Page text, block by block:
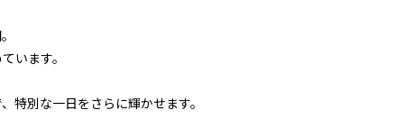
います。
特別な一日をさらに輝かせます。